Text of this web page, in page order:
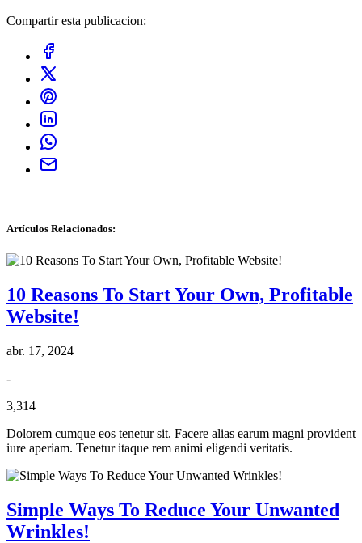
Compartir esta publicacion:
Artículos Relacionados:
10 Reasons To Start Your Own, Profitable
Website!
abr. 17, 2024
-
3,314
Dolorem cumque eos tenetur sit. Facere alias earum magni provident
iure aperiam. Tenetur itaque rem animi eligendi veritatis.
Simple Ways To Reduce Your Unwanted
Wrinkles!